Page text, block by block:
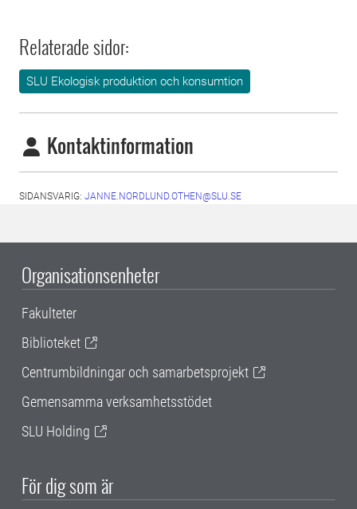
Relaterade sidor:
SLU Ekologisk produktion och konsumtion
Kontaktinformation
SIDANSVARIG: JANNE.NORDLUND.OTHEN@SLU.SE
Organisationsenheter
Fakulteter
Biblioteket
Centrumbildningar och samarbetsprojekt
Gemensamma verksamhetsstödet
SLU Holding
För dig som är